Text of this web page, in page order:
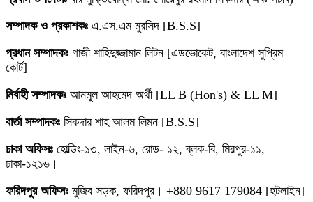
সম্পাদক ও প্রকাশকঃ এ.এস.এম মুরসিদ [B.S.S]
প্রধান সম্পাদকঃ গাজী শাহিদুজ্জামান লিটন [এডভোকেট, বাংলাদেশ সুপ্রিম
কোর্ট]
নির্বাহী সম্পাদকঃ আনমূল আহমেদ অর্থী [LL B (Hon's) & LL M]
বার্তা সম্পাদকঃ সিকদার শাহ আলম লিমন [B.S.S]
ঢাকা অফিসঃ হোল্ডিং-১৩, লাইন-৬, রোড- ১২, ব্লক-বি, মিরপুর-১১,
ঢাকা-১২১৬।
ফরিদপুর অফিসঃ মুজিব সড়ক, ফরিদপুর। +880 9617 179084 [হটলাইন]